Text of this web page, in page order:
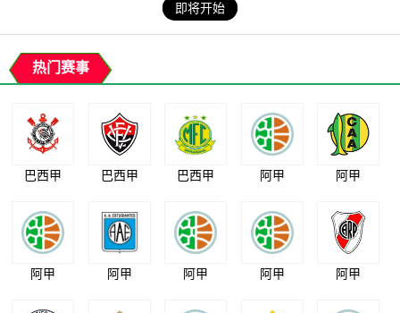
即将开始
热门赛事
巴西甲 巴西甲 巴西甲 阿甲 阿甲
阿甲 阿甲 阿甲 阿甲 阿甲